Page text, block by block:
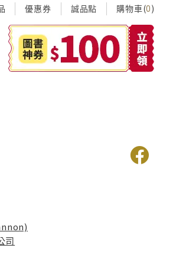
優惠券 誠品點 購物車(0)
司